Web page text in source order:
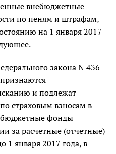
внебюджетные
по пеням и штрафам,
на 1 января 2017
закона N 436-
и подлежат
страховым взносам в
фонды
за расчетные (отчетные)
1 января 2017 года, в